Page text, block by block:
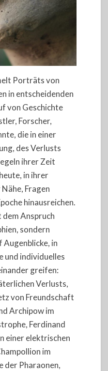
Porträts von
in entscheidenden
von Geschichte
Forscher,
die in einer
des Verlusts
ihrer Zeit
in ihrer
Fragen
hinausreichen.
Anspruch
sondern
Augenblicke, in
und individuelles
greifen:
Verlusts,
von Freundschaft
Archipow im
Ferdinand
einer elektrischen
im
der Pharaonen,